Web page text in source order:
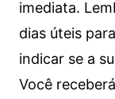
imediata.
dias úteis
indicar se a
Você